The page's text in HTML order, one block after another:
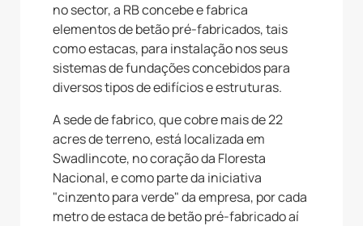
no sector, a RB concebe e fabrica
elementos de betão pré-fabricados, tais
como estacas, para instalação nos seus
sistemas de fundações concebidos para
diversos tipos de edifícios e estruturas.
A sede de fabrico, que cobre mais de 22
acres de terreno, está localizada em
Swadlincote, no coração da Floresta
Nacional, e como parte da iniciativa
"cinzento para verde" da empresa, por cada
metro de estaca de betão pré-fabricado aí